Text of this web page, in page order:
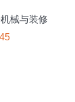
械与装修